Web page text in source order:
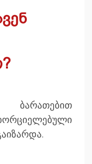
ბარათებით